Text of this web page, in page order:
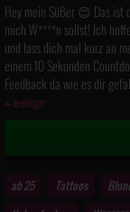
Hey mein Süßer 😊 Das ist
mich W****n sollst! Ich
und lass dich mal kurz an
einem 10 Sekunden
Feedback da wie es dir
weniger
ab 25 Tattoos